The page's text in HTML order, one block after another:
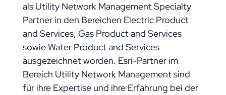
als Utility Network Management Specialty
Partner in den Bereichen Electric Product
and Services, Gas Product and Services
sowie Water Product and Services
ausgezeichnet worden. Esri-Partner im
Bereich Utility Network Management sind
für ihre Expertise und ihre Erfahrung bei der